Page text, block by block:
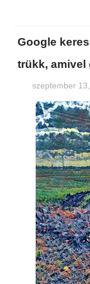
Google
trükk, amivel
szeptember